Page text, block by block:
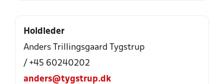
Holdleder
Anders Trillingsgaard Tygstrup
/ +45 60240202
anders@tygstrup.dk